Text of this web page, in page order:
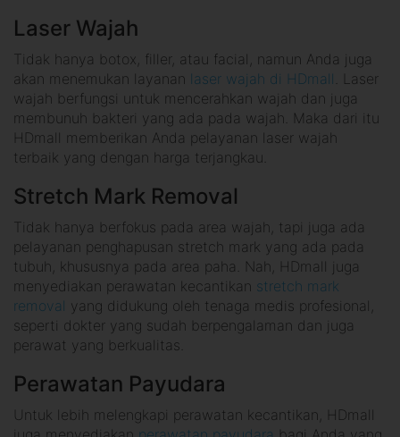
Laser Wajah
Tidak hanya botox, filler, atau facial, namun Anda juga
akan menemukan layanan laser wajah di HDmall . Laser
wajah berfungsi untuk mencerahkan wajah dan juga
membunuh bakteri yang ada pada wajah. Maka dari itu
HDmall memberikan Anda pelayanan laser wajah
terbaik yang dengan harga terjangkau.
Stretch Mark Removal
Tidak hanya berfokus pada area wajah, tapi juga ada
pelayanan penghapusan stretch mark yang ada pada
tubuh, khususnya pada area paha. Nah, HDmall juga
menyediakan perawatan kecantikan stretch mark
removal yang didukung oleh tenaga medis profesional,
seperti dokter yang sudah berpengalaman dan juga
perawat yang berkualitas.
Perawatan Payudara
Untuk lebih melengkapi perawatan kecantikan, HDmall